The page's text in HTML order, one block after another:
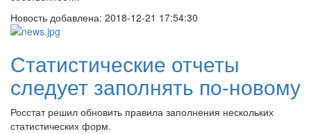
Новость добавлена: 2018-12-21 17:54:30
Статистические отчеты
следует заполнять по-новому
Росстат решил обновить правила заполнения нескольких
статистических форм.